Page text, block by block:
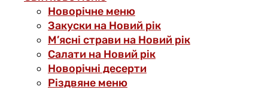
Новорічне меню
Закуски на Новий рік
М’ясні страви на Новий рік
Салати на Новий рік
Новорічні десерти
Різдвяне меню